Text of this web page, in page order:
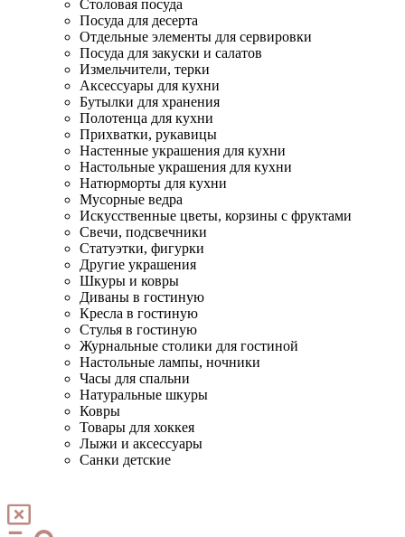
Столовая посуда
Посуда для десерта
Отдельные элементы для сервировки
Посуда для закуски и салатов
Измельчители, терки
Аксессуары для кухни
Бутылки для хранения
Полотенца для кухни
Прихватки, рукавицы
Настенные украшения для кухни
Настольные украшения для кухни
Натюрморты для кухни
Мусорные ведра
Искусственные цветы, корзины с фруктами
Свечи, подсвечники
Статуэтки, фигурки
Другие украшения
Шкуры и ковры
Диваны в гостиную
Кресла в гостиную
Стулья в гостиную
Журнальные столики для гостиной
Настольные лампы, ночники
Часы для спальни
Натуральные шкуры
Ковры
Товары для хоккея
Лыжи и аксессуары
Санки детские